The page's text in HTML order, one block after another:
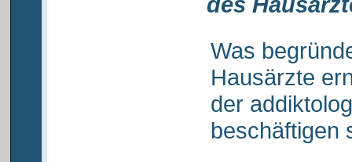
Was
Hausärzte
der
beschäftigen